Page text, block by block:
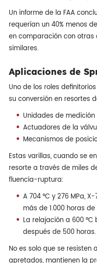
Un informe de la FAA
requerían un 40% menos
en comparación con otras
similares.
Aplicaciones de
Uno de los roles
su conversión en resortes
Unidades de
Actuadores de la
Mecanismos de
Estas varillas, cuando se
resorte a través de miles
fluencia-ruptura:
A 704 °C y 276 MPa,
más de 1.000 horas de
La relajación a 600
después de 500 horas.
No es solo que se resisten
apretados, mantienen la